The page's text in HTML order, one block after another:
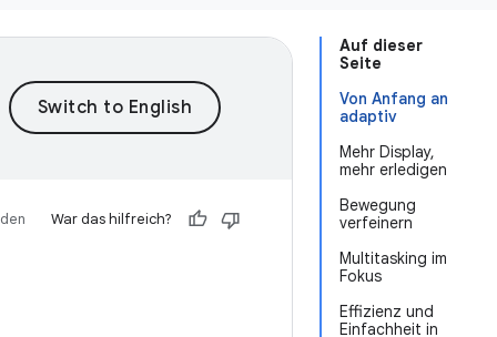
Auf dieser
Seite
Von Anfang an
adaptiv
Mehr Display,
mehr erledigen
Bewegung
verfeinern
Multitasking im
Fokus
Effizienz und
Einfachheit in
War das hilfreich?